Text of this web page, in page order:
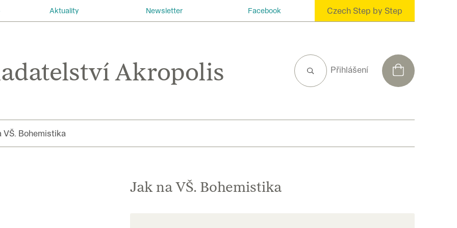
Aktuality Newsletter Facebook Czech Step by Step
Přihlášení
KOŠÍK
VŠ. Bohemistika
Jak na VŠ. Bohemistika